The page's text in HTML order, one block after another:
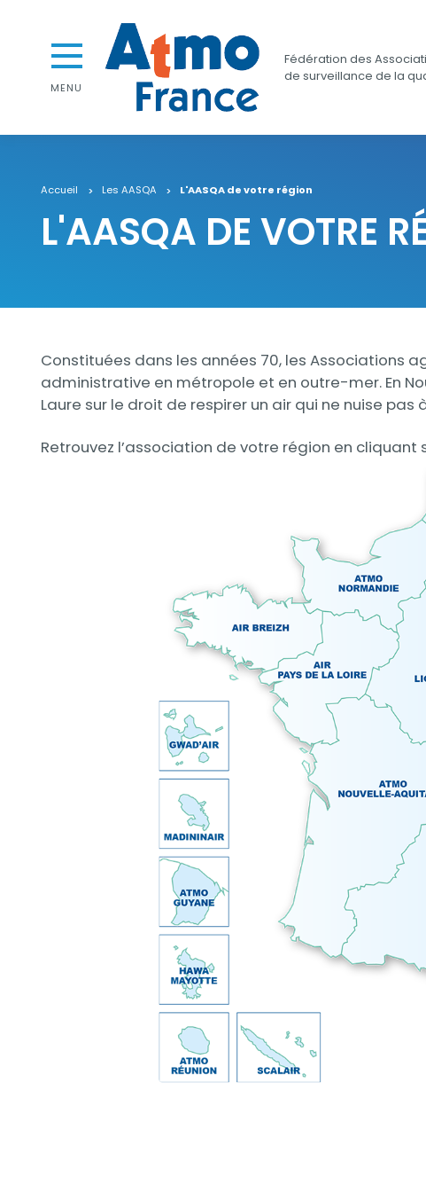
Aller au premier menu de navigation
Aller à la recherche
MENU
Atmo France
Fédération des
de surveillance de la
Accueil Les AASQA L'AASQA de votre région
L'AASQA DE VOTRE
Contenu
Constituées dans les années 70, les Associations
administrative en métropole et en outre-mer. En
Laure sur le droit de respirer un air qui ne nuise
Retrouvez l’association de votre région en